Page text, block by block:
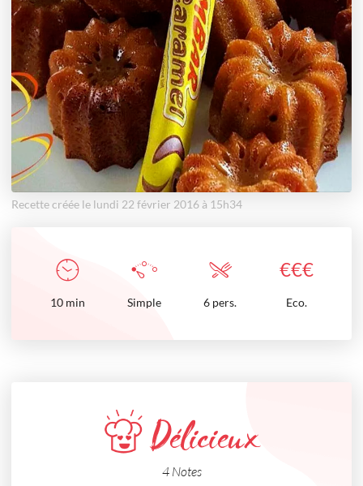
Recette créée le lundi 22 février 2016 à 15h34
€€€
10 min Simple 6 pers. Eco.
Délicieux
4 Notes